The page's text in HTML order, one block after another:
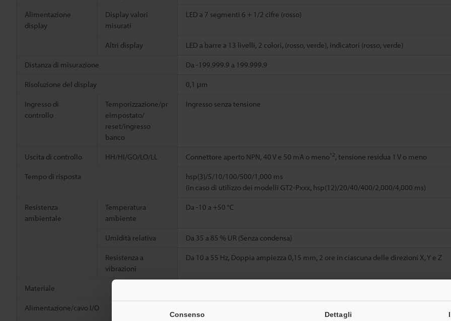
Consenso Dettagli
Alimentazione
display
Display valori
misurati
LED a 7 segmenti 6 + 1/2 cifre (rosso)
Altri display LED a barre a 13 livelli, 2 colori, (rosso, verde), indicatori (rosso, verde)
Distanza di misurazione Da -199.999.9 a 199.999.9
Risoluzione del display 0,1 μm
Ingresso di
controllo
Temporizzazione/pr
eimpostato/
reset/ingresso
banco
Ingresso senza tensione
Uscita di controllo HH/HI/GO/LO/LL Connettore aperto NPN, 40 V e 50 mA o meno*2, tensione residua 1 V o meno
Tempo di risposta
hsp(3)/5/10/100/500/1,000 ms
(in caso di utilizzo dei modelli GT2-Pxxx, hsp(12)/20/40/400/2,000/4,000 ms)
Resistenza
ambientale
Temperatura
ambiente
Da -10 a +50 °C
Umidità relativa Da 35 a 85 % UR (Senza condensa)
Resistenza a
vibrazioni
Da 10 a 55 Hz, Doppia ampiezza 0,15 mm, 2 ore in ciascuna delle direzioni X, Y e Z
Materiale
Alimentazione/cavo I/O